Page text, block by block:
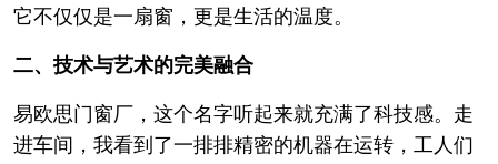
它不仅仅是一扇窗，更是生活的温度。
二、技术与艺术的完美融合
易欧思门窗厂，这个名字听起来就充满了科技感。走
进车间，我看到了一排排精密的机器在运转，工人们